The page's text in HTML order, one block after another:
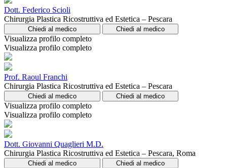
Dott. Federico Scioli
Chirurgia Plastica Ricostruttiva ed Estetica – Pescara
Chiedi al medico Chiedi al medico
Visualizza profilo completo
Visualizza profilo completo
Prof. Raoul Franchi
Chirurgia Plastica Ricostruttiva ed Estetica – Pescara
Chiedi al medico Chiedi al medico
Visualizza profilo completo
Visualizza profilo completo
Dott. Giovanni Quaglieri M.D.
Chirurgia Plastica Ricostruttiva ed Estetica – Pescara, Roma
Chiedi al medico Chiedi al medico